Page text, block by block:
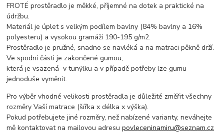
FROTÉ prostěradlo je měkké, příjemné na dotek a praktické na
údržbu.
Materiál je úplet s velkým podílem bavlny (84% bavlny a 16%
polyesteru) a vysokou gramáží 190-195 g/m2.
Prostěradlo je pružné, snadno se navléká a na matraci pěkně drží.
Ve spodní části je zakončené gumou,
která je vsazená v tunýlku a v případě potřeby lze gumu
jednoduše vyměnit.
Pro výběr vhodné velikosti prostěradla je důležité změřit všechny
rozměry Vaší matrace (šířka x délka x výška).
Pokud potřebujete jiné rozměry, než nabízené varianty, neváhejte
mě kontaktovat na mailovou adresupovleceninamiru@seznam.cz